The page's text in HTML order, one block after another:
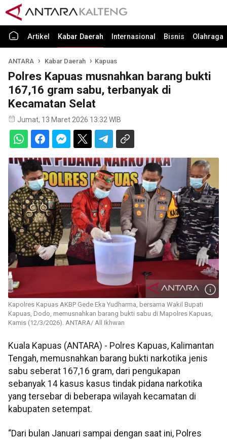
Artikel Kabar Daerah Internasional Bisnis Olahraga
ANTARA Kabar Daerah Kapuas
Polres Kapuas musnahkan barang bukti
167,16 gram sabu, terbanyak di
Kecamatan Selat
Jumat, 13 Maret 2026 13:32 WIB
Kapolres Kapuas AKBP Gede Eka Yudharma, bersama Wakil Bupati
Kapuas, Dodo, memusnahkan barang bukti sabu di Mapolres Kapuas,
Kamis (12/3/2026). ANTARA/ All Ikhwan
Kuala Kapuas (ANTARA) - Polres Kapuas, Kalimantan
Tengah, memusnahkan barang bukti narkotika jenis
sabu seberat 167,16 gram, dari pengukapan
sebanyak 14 kasus kasus tindak pidana narkotika
yang tersebar di beberapa wilayah kecamatan di
kabupaten setempat.
“Dari bulan Januari sampai dengan saat ini, Polres